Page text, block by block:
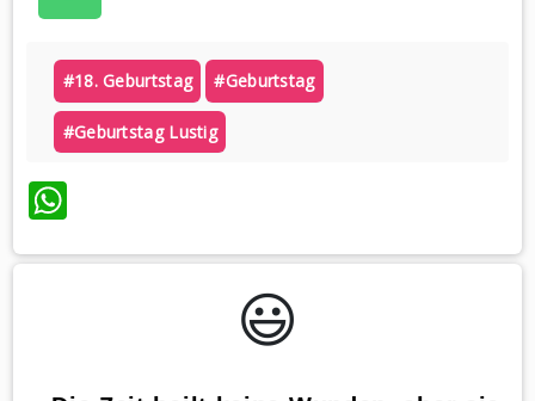
#18. Geburtstag #geburtstag
#geburtstag Lustig
WhatsApp
😃️